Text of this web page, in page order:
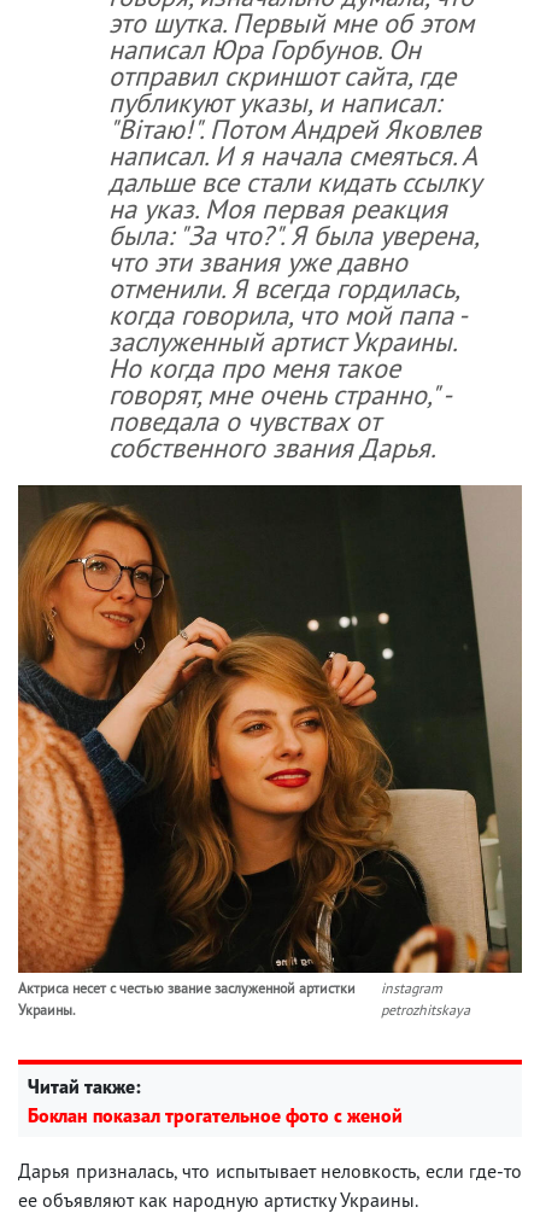
это шутка. Первый мне об этом
написал Юра Горбунов. Он
отправил скриншот сайта, где
публикуют указы, и написал:
"Вітаю!". Потом Андрей Яковлев
написал. И я начала смеяться. А
дальше все стали кидать ссылку
на указ. Моя первая реакция
была: "За что?". Я была уверена,
что эти звания уже давно
отменили. Я всегда гордилась,
когда говорила, что мой папа -
заслуженный артист Украины.
Но когда про меня такое
говорят, мне очень странно," -
поведала о чувствах от
собственного звания Дарья.
Актриса несет с честью звание заслуженной артистки
Украины.
instagram
petrozhitskaya
Читай также:
Боклан показал трогательное фото с женой
Дарья призналась, что испытывает неловкость, если где-то
ее объявляют как народную артистку Украины.